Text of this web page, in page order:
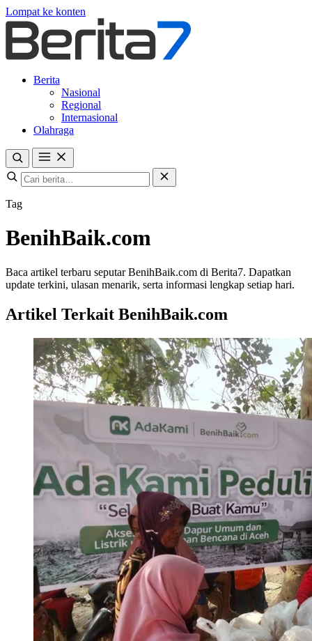
Lompat ke konten
Berita
Nasional
Regional
Internasional
Olahraga
Tag
BenihBaik.com
Baca artikel terbaru seputar BenihBaik.com di Berita7. Dapatkan
update terkini, ulasan menarik, serta informasi lengkap setiap hari.
Artikel Terkait BenihBaik.com